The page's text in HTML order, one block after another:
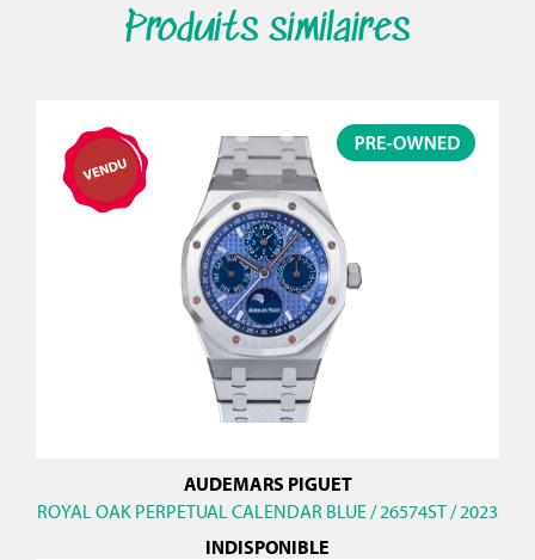
Produits similaires
AUDEMARS PIGUET
ROYAL OAK PERPETUAL CALENDAR BLUE / 26574ST / 2023
INDISPONIBLE